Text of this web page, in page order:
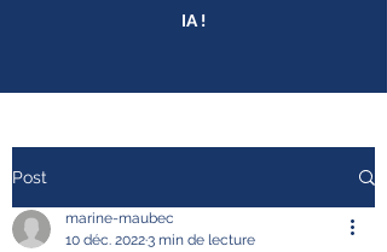
IA !
Post
marine-maubec
10 déc. 20223 min de lecture